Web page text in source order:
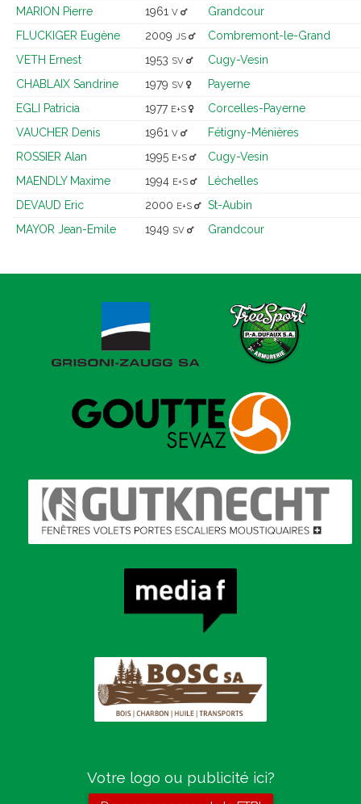
MARION Pierre
1961 V
Grandcour
FLUCKIGER Eugène
2009 JS
Combremont-le-Grand
VETH Ernest
1953 SV
Cugy-Vesin
CHABLAIX Sandrine
1979 SV
Payerne
EGLI Patricia
1977 E+S
Corcelles-Payerne
VAUCHER Denis
1961 V
Fétigny-Ménières
ROSSIER Alan
1995 E+S
Cugy-Vesin
MAENDLY Maxime
1994 E+S
Léchelles
DEVAUD Eric
2000 E+S
St-Aubin
MAYOR Jean-Emile
1949 SV Grandcour
Votre logo ou publicité ici?